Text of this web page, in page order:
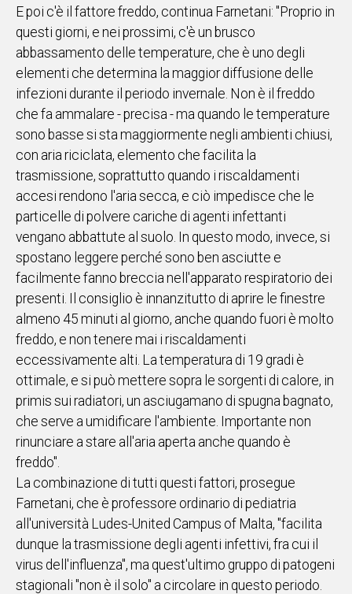
E poi c'è il fattore freddo, continua Farnetani: "Proprio in
questi giorni, e nei prossimi, c'è un brusco
abbassamento delle temperature, che è uno degli
elementi che determina la maggior diffusione delle
infezioni durante il periodo invernale. Non è il freddo
che fa ammalare - precisa - ma quando le temperature
sono basse si sta maggiormente negli ambienti chiusi,
con aria riciclata, elemento che facilita la
trasmissione, soprattutto quando i riscaldamenti
accesi rendono l'aria secca, e ciò impedisce che le
particelle di polvere cariche di agenti infettanti
vengano abbattute al suolo. In questo modo, invece, si
spostano leggere perché sono ben asciutte e
facilmente fanno breccia nell'apparato respiratorio dei
presenti. Il consiglio è innanzitutto di aprire le finestre
almeno 45 minuti al giorno, anche quando fuori è molto
freddo, e non tenere mai i riscaldamenti
eccessivamente alti. La temperatura di 19 gradi è
ottimale, e si può mettere sopra le sorgenti di calore, in
primis sui radiatori, un asciugamano di spugna bagnato,
che serve a umidificare l'ambiente. Importante non
rinunciare a stare all'aria aperta anche quando è
freddo".
La combinazione di tutti questi fattori, prosegue
Farnetani, che è professore ordinario di pediatria
all'università Ludes-United Campus of Malta, "facilita
dunque la trasmissione degli agenti infettivi, fra cui il
virus dell'influenza", ma quest'ultimo gruppo di patogeni
stagionali "non è il solo" a circolare in questo periodo.